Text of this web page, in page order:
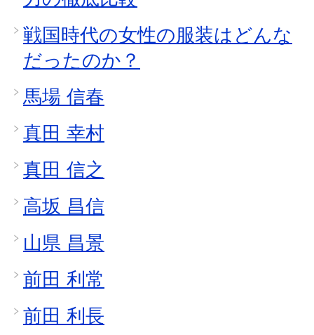
戦国時代の女性の服装はどんな
だったのか？
馬場 信春
真田 幸村
真田 信之
高坂 昌信
山県 昌景
前田 利常
前田 利長